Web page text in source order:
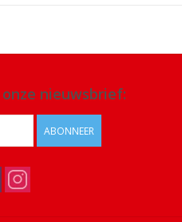
nieuwsbrief:
ABONNEER